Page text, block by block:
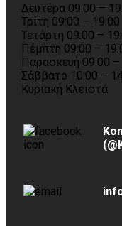
Δευτέρα 09:00 –
Τρίτη 09:00 – 19:00
Τετάρτη 09:00 –
Πέμπτη 09:00 –
Παρασκευή 09:00 –
Σάββατο 10:00 –
Κυριακή Κλειστά